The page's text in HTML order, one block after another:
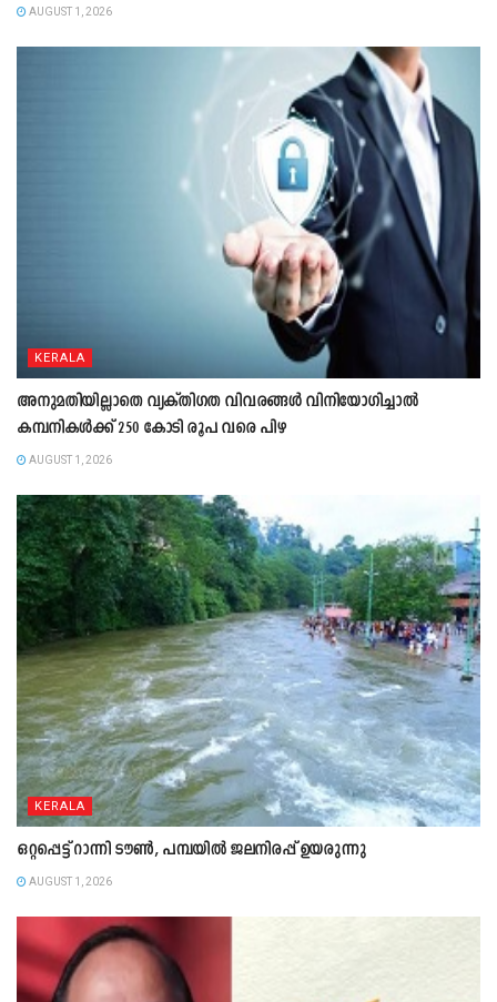
AUGUST 1, 2026
KERALA
അനുമതിയില്ലാതെ വ്യക്തിഗത വിവരങ്ങൾ വിനിയോഗിച്ചാൽ
കമ്പനികൾക്ക് 250 കോടി രൂപ വരെ പിഴ
AUGUST 1, 2026
KERALA
ഒറ്റപ്പെട്ട് റാന്നി ടൗൺ, പമ്പയിൽ ജലനിരപ്പ് ഉയരുന്നു
AUGUST 1, 2026